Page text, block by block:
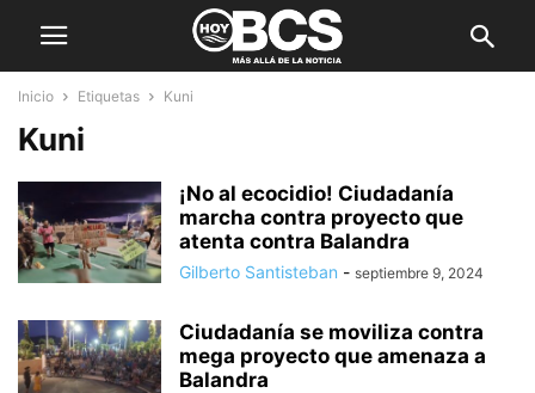
Inicio Etiquetas Kuni
Kuni
¡No al ecocidio! Ciudadanía
marcha contra proyecto que
atenta contra Balandra
Gilberto Santisteban - septiembre 9, 2024
Ciudadanía se moviliza contra
mega proyecto que amenaza a
Balandra